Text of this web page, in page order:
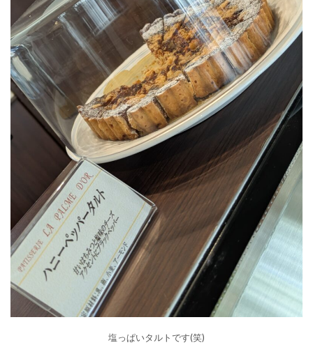
塩っぱいタルトです(笑)